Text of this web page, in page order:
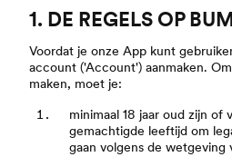
1. DE REGELS OP
Voordat je onze App kunt
account ('Account') aanmaken.
maken, moet je:
minimaal 18 jaar oud zijn of
gemachtigde leeftijd om
gaan volgens de wetgeving